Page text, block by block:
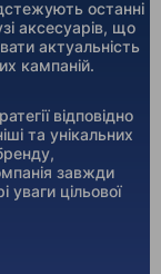
останні
аксесуарів, що
актуальність
кампаній.
відповідно
та унікальних
завжди
цільової